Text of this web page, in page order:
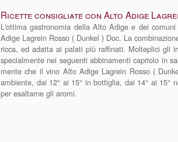
Ricette consigliate con Alto Adige
L'ottima gastronomia della Alto Adige e dei
Adige Lagrein Rosso ( Dunkel ) Doc. La
ricca, ed adatta ai palati più raffinati. Molteplici gli
specialmente nei seguenti abbinamenti capriolo in
mente che il vino Alto Adige Lagrein Rosso (
ambiente, dai 12° ai 15° in bottiglia, dai 14° ai 15°
per esaltarne gli aromi.